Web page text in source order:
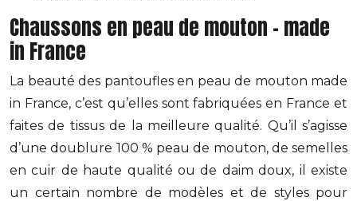
Chaussons en peau de mouton – made
in France
La beauté des pantoufles en peau de mouton made
in France, c’est qu’elles sont fabriquées en France et
faites de tissus de la meilleure qualité. Qu’il s’agisse
d’une doublure 100 % peau de mouton, de semelles
en cuir de haute qualité ou de daim doux, il existe
un certain nombre de modèles et de styles pour